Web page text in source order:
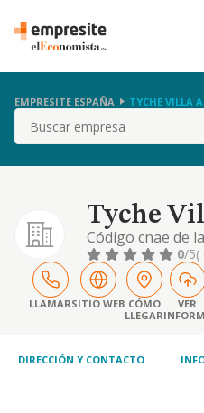
EMPRESITE ESPAÑA TYCHE VILLA
Buscar
Tyche
Código cnae de
5610.
gestión y
negocios de
como
café-bares o
0/5(
LLAMARSITIO WEB CÓMO
LLEGAR
VER
DIRECCIÓN Y CONTACTO